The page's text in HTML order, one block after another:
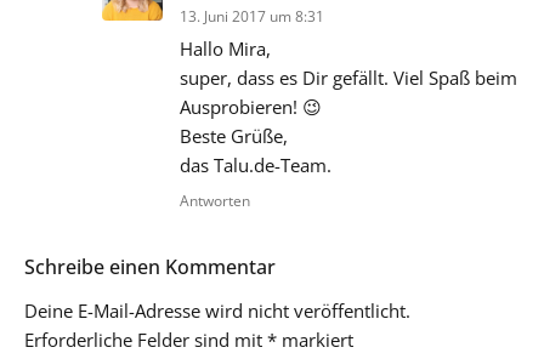
13. Juni 2017 um 8:31
Hallo Mira,
super, dass es Dir gefällt. Viel Spaß beim
Ausprobieren! 😉
Beste Grüße,
das Talu.de-Team.
Antworten
Schreibe einen Kommentar
Deine E-Mail-Adresse wird nicht veröffentlicht.
Erforderliche Felder sind mit * markiert